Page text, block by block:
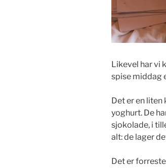
Likevel har vi
spise middag
Det er en
yoghurt. De
sjokolade, i
alt: de lager
Det er